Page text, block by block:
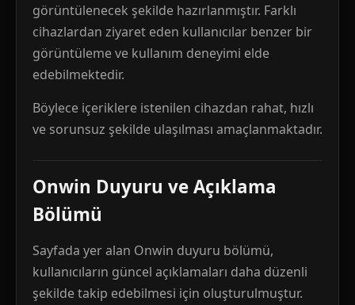
görüntülenecek şekilde hazırlanmıştır. Farklı
cihazlardan ziyaret eden kullanıcılar benzer bir
görüntüleme ve kullanım deneyimi elde
edebilmektedir.
Böylece içeriklere istenilen cihazdan rahat, hızlı
ve sorunsuz şekilde ulaşılması amaçlanmaktadır.
Onwin Duyuru ve Açıklama
Bölümü
Sayfada yer alan Onwin duyuru bölümü,
kullanıcıların güncel açıklamaları daha düzenli
şekilde takip edebilmesi için oluşturulmuştur.